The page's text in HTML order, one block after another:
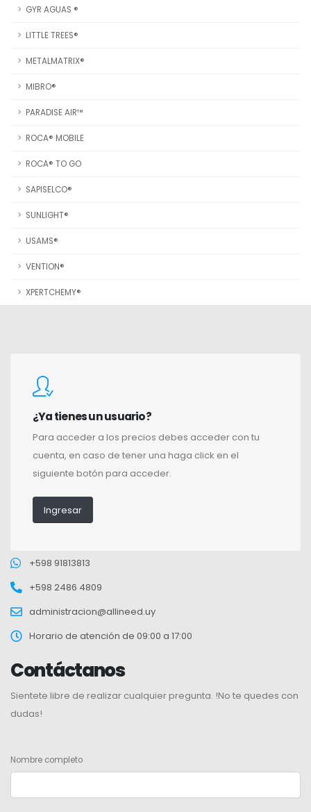
GYR AGUAS ®
LITTLE TREES®
METALMATRIX®
MIBRO®
PARADISE AIR™
ROCA® MOBILE
ROCA® TO GO
SAPISELCO®
SUNLIGHT®
USAMS®
VENTION®
XPERTCHEMY®
¿Ya tienes un usuario?
Para acceder a los precios debes acceder con tu
cuenta, en caso de tener una haga click en el
siguiente botón para acceder.
Ingresar
+598 91813813
+598 2486 4809
administracion@allineed.uy
Horario de atención de 09:00 a 17:00
Contáctanos
Sientete libre de realizar cualquier pregunta. !No te quedes con
dudas!
Nombre completo